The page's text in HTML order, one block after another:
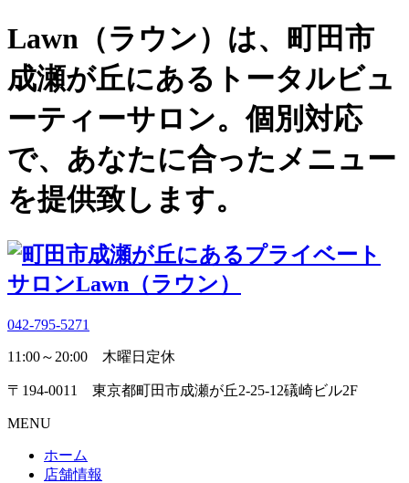
Lawn（ラウン）は、町田市
成瀬が丘にあるトータルビュ
ーティーサロン。個別対応
で、あなたに合ったメニュー
を提供致します。
042-795-5271
11:00～20:00 木曜日定休
〒194-0011 東京都町田市成瀬が丘2-25-12礒崎ビル2F
MENU
ホーム
店舗情報